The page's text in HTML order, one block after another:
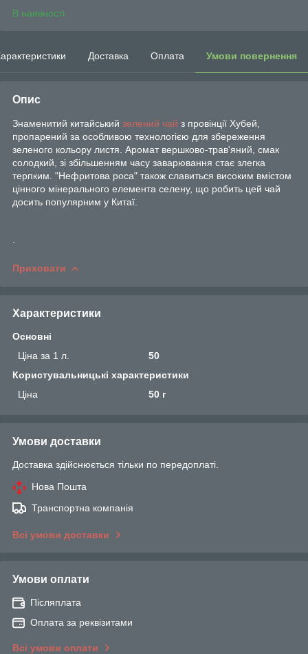
В наявності
Доставка Оплата Умови повернення
Опис
Знаменитий китайський зелений чай з провінції Хубей,
пропарений за особливою технологією для збереження
зеленого кольору листя. Аромат вершково-трав'яний, смак
солодкий, зі збільшенням часу заварювання стає злегка
терпким. "Нефритова роса" також славиться високим вмістом
цінного мінерального елемента селену, що робить цей чай
досить популярним у Китаї.
Приховати
Характеристики
Основні
Ціна за 1 л.
50
Користувальницькі характеристики
Ціна
50 г
Умови доставки
Доставка здійснюється тільки по передоплаті.
Нова Пошта
Транспортна компанія
Всі умови доставки
Умови оплати
Післяплата
Оплата за реквізитами
Всі умови оплати